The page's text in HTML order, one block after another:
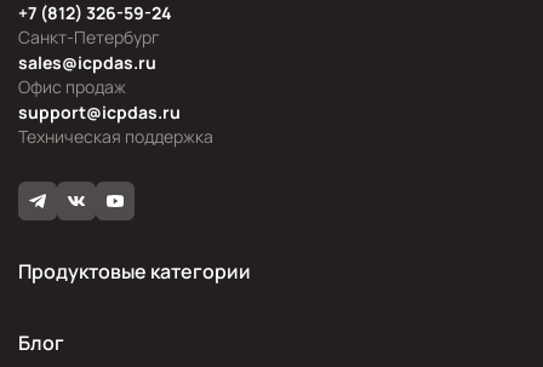
Офис продаж
sales@icpdas.ru
Санкт-Петербург
+7 (812) 326-59-24
Техническая поддержка
support@icpdas.ru
Продуктовые категории
Блог